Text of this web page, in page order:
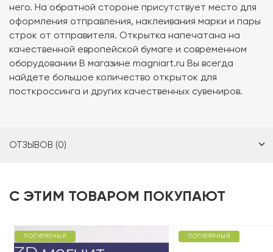
него. На обратной стороне присутствует место для
оформления отправления, наклеивания марки и пары
строк от отправителя. Открытка напечатана на
качественной европейской бумаге и современном
оборудовании В магазине magniart.ru Вы всегда
найдете большое количество открыток для
посткроссинга и других качественных сувениров.
ОТЗЫВОВ (0)
С ЭТИМ ТОВАРОМ ПОКУПАЮТ
ПОПУЛЯРНЫЙ ПОПУЛЯРНЫЙ